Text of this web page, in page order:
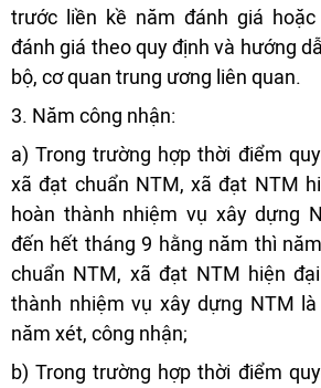
trước liền kề năm đánh giá
đánh giá theo quy định và hướng
bộ, cơ quan trung ương liên quan.
3. Năm công nhận:
a) Trong trường hợp thời điểm
xã đạt chuẩn NTM, xã đạt NTM
hoàn thành nhiệm vụ xây dựng
đến hết tháng 9 hằng năm thì
chuẩn NTM, xã đạt NTM hiện
thành nhiệm vụ xây dựng NTM
năm xét, công nhận;
b) Trong trường hợp thời điểm